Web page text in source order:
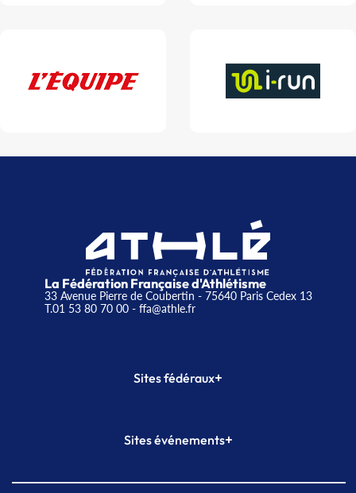
La Fédération Française d'Athlétisme
33 Avenue Pierre de Coubertin - 75640 Paris Cedex 13
T.01 53 80 70 00- ffa@athle.fr
Sites fédéraux+
Plateforme Formation
Sites événements+
Meeting de Paris indoor